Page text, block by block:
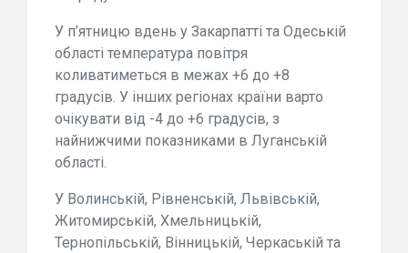
У п’ятницю вдень у Закарпатті та Одеській
області температура повітря
коливатиметься в межах +6 до +8
градусів. У інших регіонах країни варто
очікувати від -4 до +6 градусів, з
найнижчими показниками в Луганській
області.
У Волинській, Рівненській, Львівській,
Житомирській, Хмельницькій,
Тернопільській, Вінницькій, Черкаській та